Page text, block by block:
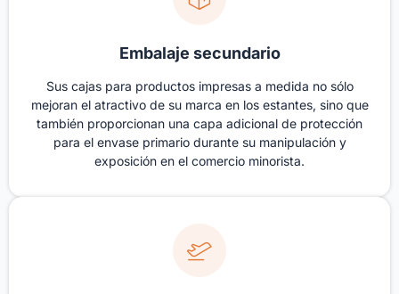
Embalaje secundario
Sus cajas para productos impresas a medida no sólo
mejoran el atractivo de su marca en los estantes, sino que
también proporcionan una capa adicional de protección
para el envase primario durante su manipulación y
exposición en el comercio minorista.